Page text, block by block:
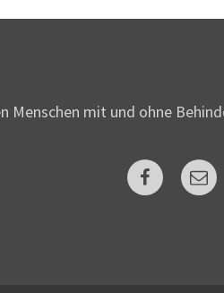
Menschen mit und ohne
FacebookMail